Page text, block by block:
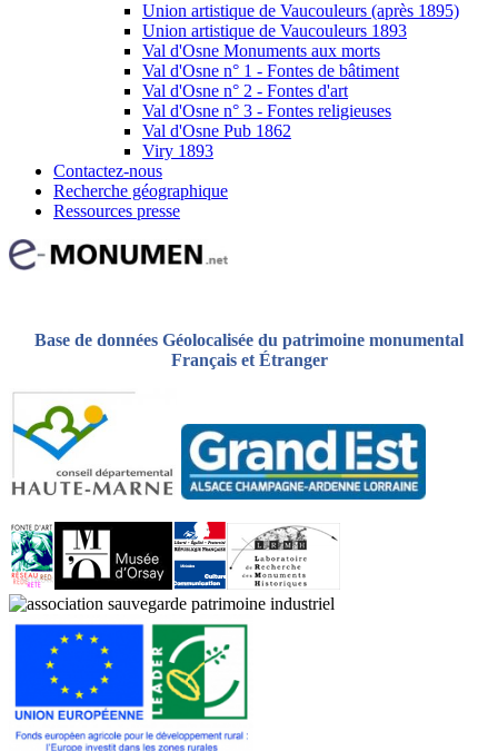
Union artistique de Vaucouleurs (après 1895)
Union artistique de Vaucouleurs 1893
Val d'Osne Monuments aux morts
Val d'Osne n° 1 - Fontes de bâtiment
Val d'Osne n° 2 - Fontes d'art
Val d'Osne n° 3 - Fontes religieuses
Val d'Osne Pub 1862
Viry 1893
Contactez-nous
Recherche géographique
Ressources presse
Base de données Géolocalisée du patrimoine monumental
Français et Étranger